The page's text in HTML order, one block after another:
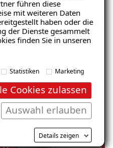
führen diese
mit weiteren Daten
haben oder die
der Dienste gesammelt
finden Sie in unseren
Statistiken Marketing
Cookies zulassen
Auswahl erlauben
Details zeigen
exemplarisch den
ins Hier und Jetzt.
vor Feuchte